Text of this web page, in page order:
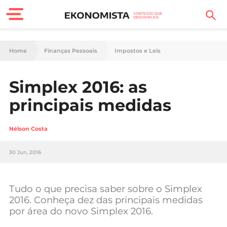
Finanças Pessoais
Carreira
Casa
Tecnologia
Negócios
Home Finanças Pessoais Impostos e Leis
Simplex 2016: as
principais medidas
Nélson Costa
30 Jun, 2016
Tudo o que precisa saber sobre o Simplex
2016. Conheça dez das principais medidas
por área do novo Simplex 2016.